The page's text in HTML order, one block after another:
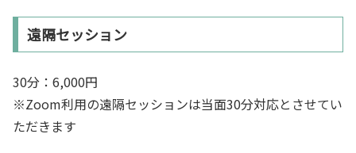
遠隔セッション
30分：6,000円
※Zoom利用の遠隔セッションは当面30分対応とさせてい
ただきます